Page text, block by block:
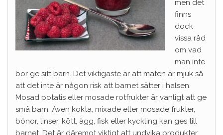
men det
finns
dock
vissa råd
om vad
man inte
bör ge sitt barn. Det viktigaste är att maten är mjuk så
att det inte är någon risk att barnet sätter i halsen.
Mosad potatis eller mosade rotfrukter är vanligt att ge
små barn. Även kokta, mixade eller mosade frukter,
bönor, linser, kött, ägg, fisk eller kyckling kan ges till
barnet. Det är däremot viktigt att undvika produkter